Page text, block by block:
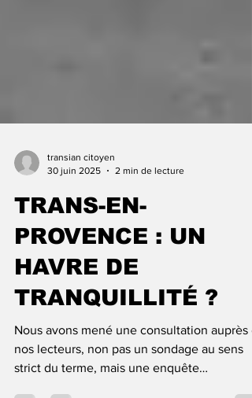
transian citoyen
TRANS-EN-
PROVENCE : UN
HAVRE DE
Nous avons mené une consultation auprès
nos lecteurs, non pas un sondage au sens